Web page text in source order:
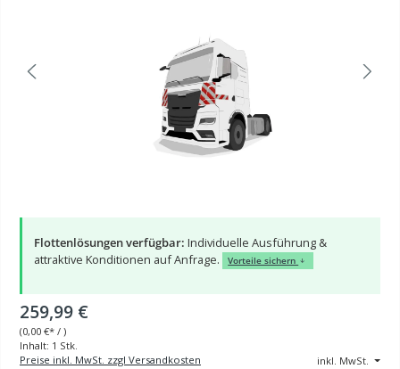
Flottenlösungen verfügbar: Individuelle Ausführung &
attraktive Konditionen auf Anfrage.
Vorteile sichern
259,99 €
(0,00 €* / )
Inhalt: 1 Stk.
inkl. MwSt.
Preise inkl. MwSt. zzgl Versandkosten